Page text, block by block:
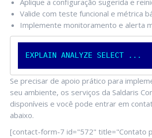
Aplique a configuração sugerida e
Valide com teste funcional e métrica
Implemente monitoramento e alerta
EXPLAIN ANALYZE SELECT . . .
Se precisar de apoio prático para
seu ambiente, os serviços da Saldaris
disponíveis e você pode entrar em
abaixo.
[contact-form-7 id="572" title="Contato